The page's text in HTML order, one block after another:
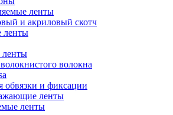
ленты
и акриловый скотч
ленты
ленты
волокна
обвязки и фиксации
ленты
ленты